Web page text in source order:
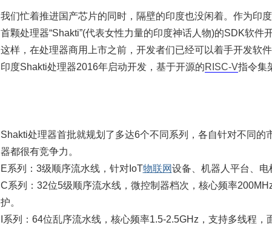
我们忙着推进国产芯片的同时，隔壁的印度也没闲着。作为印
首颗处理器“Shakti”(代表女性力量的印度神话人物)的SDK软件
这样，在处理器商用上市之前，开发者们已经可以着手开发软件
印度Shakti处理器2016年启动开发，基于开源的RISC-V指令集
Shakti处理器首批就规划了多达6个不同系列，各自针对不同
器都很有竞争力。
E系列：3级顺序流水线，针对IoT物联网设备、机器人平台、电
C系列：32位5级顺序流水线，微控制器档次，核心频率
护。
I系列：64位乱序流水线，核心频率1.5-2.5GHz，支持多线程，